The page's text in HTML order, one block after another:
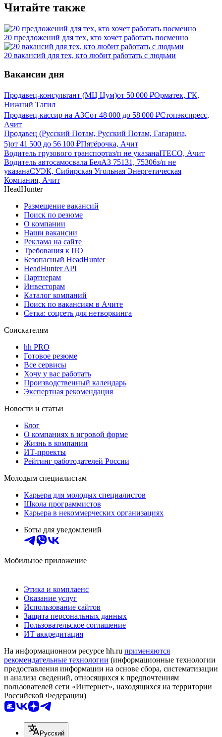
Читайте также
20 предложений для тех, кто хочет работать посменно
20 вакансий для тех, кто любит работать с людьми
Вакансии дня
Продавец-консультант (МЦ Цум)от 50 000 ₽Орматек, ГК,
Нижний Тагил
Продавец-кассир на АЗСот 48 000 до 58 000 ₽Стопэкспресс,
Ачит
Продавец (Русский Потам, Русский Потам, Гагарина,
5)от 41 500 до 56 100 ₽Пятёрочка, Ачит
Водитель грузового транспортаз/п не указанаITECO, Ачит
Водитель автосамосвала БелАЗ 75131, 75306з/п не
указанаСУЭК, Сибирская Угольная Энергетическая
Компания, Ачит
HeadHunter
Размещение вакансий
Поиск по резюме
О компании
Наши вакансии
Реклама на сайте
Требования к ПО
Безопасный HeadHunter
HeadHunter API
Партнерам
Инвесторам
Каталог компаний
Поиск по вакансиям в Ачите
Сетка: соцсеть для нетворкинга
Соискателям
hh PRO
Готовое резюме
Все сервисы
Хочу у вас работать
Производственный календарь
Экспертная рекомендация
Новости и статьи
Блог
О компаниях в игровой форме
Жизнь в компании
ИТ-проекты
Рейтинг работодателей России
Молодым специалистам
Карьера для молодых специалистов
Школа программистов
Карьера в некоммерческих организациях
Боты для уведомлений
Мобильное приложение
Этика и комплаенс
Оказание услуг
Использование сайтов
Защита персональных данных
Пользовательское соглашение
ИТ аккредитация
На информационном ресурсе hh.ru применяются
рекомендательные технологии (информационные технологии
предоставления информации на основе сбора, систематизации
и анализа сведений, относящихся к предпочтениям
пользователей сети «Интернет», находящихся на территории
Российской Федерации)
Русский